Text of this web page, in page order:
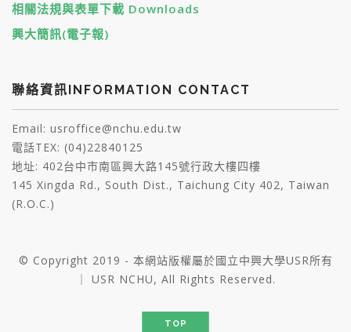
相關法規與表單下載 Downloads
興大簡訊(電子報)
聯絡資訊INFORMATION CONTACT
Email: usroffice@nchu.edu.tw
電話TEX: (04)22840125
地址: 402台中市南區興大路145號行政大樓四樓
145 Xingda Rd., South Dist., Taichung City 402, Taiwan
(R.O.C.)
© Copyright 2019 - 本網站版權屬於國立中興大學USR所有
｜ USR NCHU, All Rights Reserved.
TOP